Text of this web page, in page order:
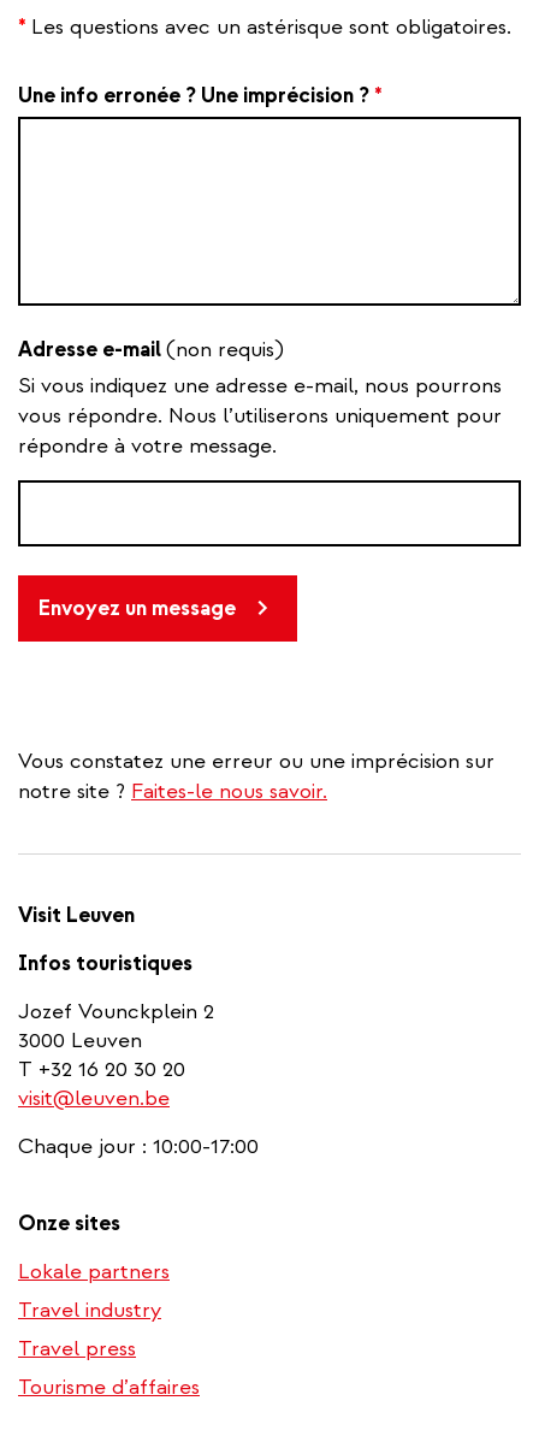
* Les questions avec un astérisque sont obligatoires.
Une info erronée ? Une imprécision ? *
Adresse e-mail(non requis)
Si vous indiquez une adresse e-mail, nous pourrons
vous répondre. Nous l’utiliserons uniquement pour
répondre à votre message.
Envoyez un message
Vous constatez une erreur ou une imprécision sur
notre site ? Faites-le nous savoir.
Visit Leuven
Infos touristiques
Jozef Vounckplein 2
3000 Leuven
T +32 16 20 30 20
visit@leuven.be
Chaque jour : 10:00-17:00
Onze sites
Lokale partners
Travel industry
Travel press
Tourisme d’affaires